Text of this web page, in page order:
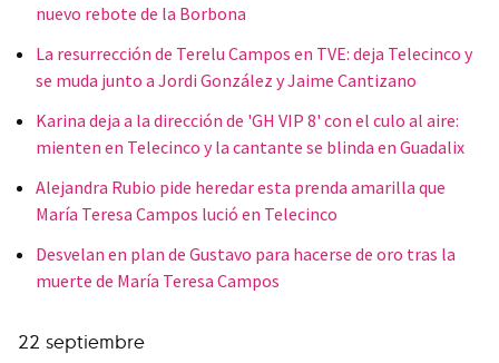
nuevo rebote de la Borbona
La resurrección de Terelu Campos en TVE: deja Telecinco y
se muda junto a Jordi González y Jaime Cantizano
Karina deja a la dirección de 'GH VIP 8' con el culo al aire:
mienten en Telecinco y la cantante se blinda en Guadalix
Alejandra Rubio pide heredar esta prenda amarilla que
María Teresa Campos lució en Telecinco
Desvelan en plan de Gustavo para hacerse de oro tras la
muerte de María Teresa Campos
22 septiembre